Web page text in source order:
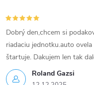
Roland Gazsi
Dobrý den,chcem si
riadaciu jednotku.auto
štartuje. Dakujem len tak